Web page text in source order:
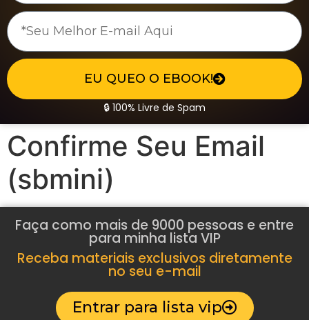
EU QUEO O EBOOK!
🔒 100% Livre de Spam
Confirme Seu Email
(sbmini)
Faça como mais de 9000 pessoas e entre
para minha lista VIP
Receba materiais exclusivos diretamente
no seu e-mail
Entrar para lista vip